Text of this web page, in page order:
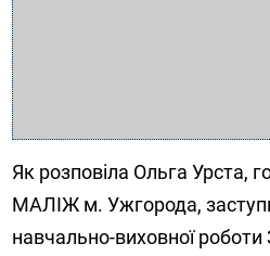
Як розповіла Ольга Урста,
МАЛІЖ м. Ужгорода,
навчально-виховної